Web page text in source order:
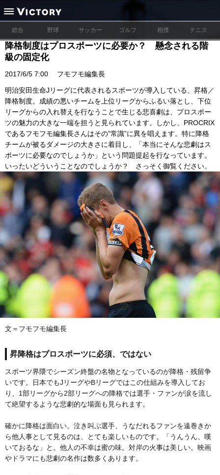
総合 野球 サッカー ゴルフ 相撲 テニス
降格制度はプロスポーツに必要か？ 懸念される階
級の固定化
2017/6/5 7:00 フモフモ編集長
明治安田生命Jリーグに代表されるスポーツが導入している、昇格／
降格制度。成績の悪いチームを上位リーグからふるい落とし、下位
リーグからの入れ替えを行なうことで生じる悲喜劇は、プロスポー
ツの魅力の大きな一端を担うと見られています。しかし、PROCRIX
であるフモフモ編集長さんはその”常識”に異を唱えます。特に降格
チームが被るダメージの大きさに着目し、「本当にそんな悲劇はス
ポーツに必要なのでしょうか」という問題提起を行なっています。
いったいどういうことなのでしょうか？ さっそく御覧ください。
文＝フモフモ編集長
昇降格はプロスポーツに必須、ではない
スポーツ界隈でシーズン終盤の名物となっているのが降格・残留争
いです。日本でもJリーグやBリーグではこの仕組みを導入してお
り、1部リーグから2部リーグへの降格では選手・ファンが涙を流し
て絶望するような悲劇的な場面も見られます。
確かに降格は面白い。泣き叫ぶ選手、うなだれるファンを遠巻きか
ら他人事として見るのは、とても楽しいものです。「うんうん、嘆
いておるな」と。他人の不幸は蜜の味。対岸の火事は美しい。映画
やドラマにも悲劇の名作は数多くあります。